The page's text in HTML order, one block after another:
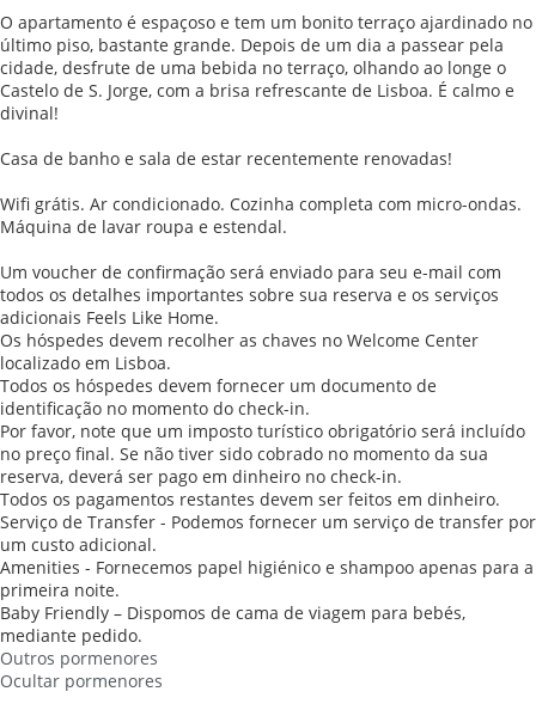
O apartamento é espaçoso e tem um bonito terraço ajardinado no
último piso, bastante grande. Depois de um dia a passear pela
cidade, desfrute de uma bebida no terraço, olhando ao longe o
Castelo de S. Jorge, com a brisa refrescante de Lisboa. É calmo e
divinal!
Casa de banho e sala de estar recentemente renovadas!
Wifi grátis. Ar condicionado. Cozinha completa com micro-ondas.
Máquina de lavar roupa e estendal.
Um voucher de confirmação será enviado para seu e-mail com
todos os detalhes importantes sobre sua reserva e os serviços
adicionais Feels Like Home.
Os hóspedes devem recolher as chaves no Welcome Center
localizado em Lisboa.
Todos os hóspedes devem fornecer um documento de
identificação no momento do check-in.
Por favor, note que um imposto turístico obrigatório será incluído
no preço final. Se não tiver sido cobrado no momento da sua
reserva, deverá ser pago em dinheiro no check-in.
Todos os pagamentos restantes devem ser feitos em dinheiro.
Serviço de Transfer - Podemos fornecer um serviço de transfer por
um custo adicional.
Amenities - Fornecemos papel higiénico e shampoo apenas para a
primeira noite.
Baby Friendly – Dispomos de cama de viagem para bebés,
mediante pedido.
Outros pormenores
Ocultar pormenores